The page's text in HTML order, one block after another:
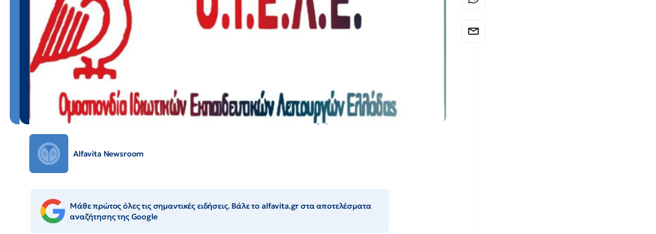
Alfavita Newsroom
Μάθε πρώτος όλες τις σημαντικές ειδήσεις. Βάλε το alfavita.gr στα αποτελέσματα
αναζήτησης της Google